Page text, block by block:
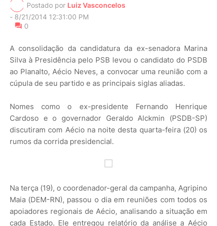
Postado por Luiz Vasconcelos
- 8/21/2014 12:31:00 PM
0
A consolidação da candidatura da ex-senadora Marina
Silva à Presidência pelo PSB levou o candidato do PSDB
ao Planalto, Aécio Neves, a convocar uma reunião com a
cúpula de seu partido e as principais siglas aliadas.
Nomes como o ex-presidente Fernando Henrique
Cardoso e o governador Geraldo Alckmin (PSDB-SP)
discutiram com Aécio na noite desta quarta-feira (20) os
rumos da corrida presidencial.
Na terça (19), o coordenador-geral da campanha, Agripino
Maia (DEM-RN), passou o dia em reuniões com todos os
apoiadores regionais de Aécio, analisando a situação em
cada Estado. Ele entregou relatório da análise a Aécio